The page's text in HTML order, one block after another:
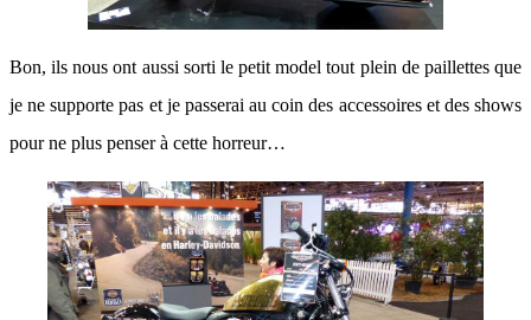
Bon, ils nous ont aussi sorti le petit model tout plein de paillettes que
je ne supporte pas et je passerai au coin des accessoires et des shows
pour ne plus penser à cette horreur…